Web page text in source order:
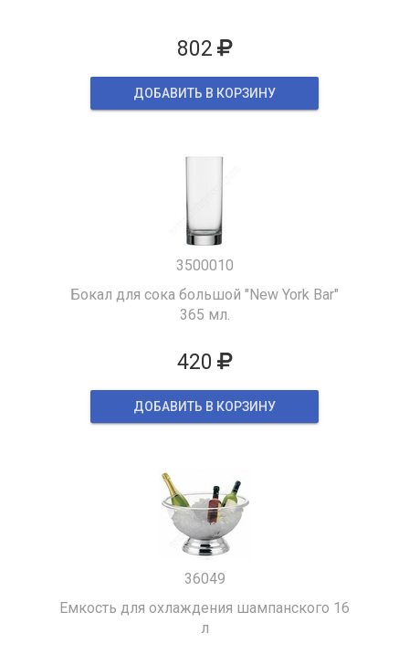
802
ДОБАВИТЬ В КОРЗИНУ
3500010
Бокал для сока большой "New York Bar"
365 мл.
420
ДОБАВИТЬ В КОРЗИНУ
36049
Емкость для охлаждения шампанского 16
л